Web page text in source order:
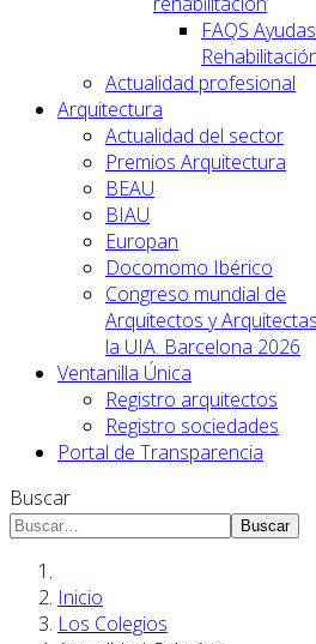
FAQS
Actualidad profesional
Arquitectura
Actualidad del sector
Premios Arquitectura
BEAU
BIAU
Europan
Docomomo Ibérico
Congreso mundial de
Arquitectos y
la UIA. Barcelona 2026
Ventanilla Única
Registro arquitectos
Registro sociedades
Portal de Transparencia
Buscar
Buscar
Inicio
Los Colegios